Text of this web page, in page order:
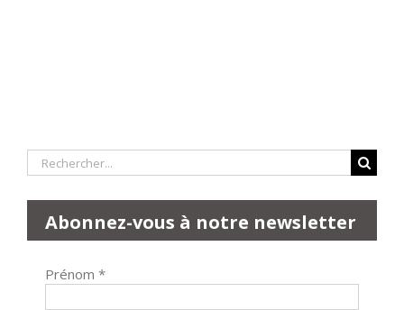
Rechercher:
Abonnez-vous à notre newsletter
Prénom *